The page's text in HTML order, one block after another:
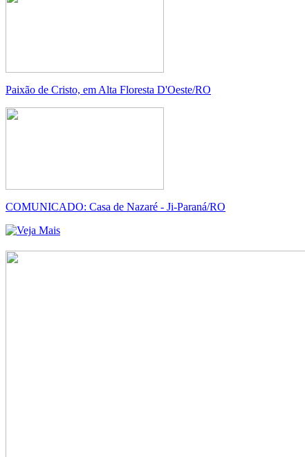
Paixão de Cristo, em Alta Floresta D'Oeste/RO
COMUNICADO: Casa de Nazaré - Ji-Paraná/RO